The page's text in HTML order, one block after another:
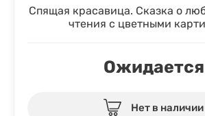
Спящая красавица. Сказка о
чтения с цветными
Ожидается
Нет в наличии